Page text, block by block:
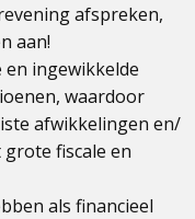
afspreken,
aan!
ingewikkelde
waardoor
afwikkelingen en/
fiscale en
als financieel